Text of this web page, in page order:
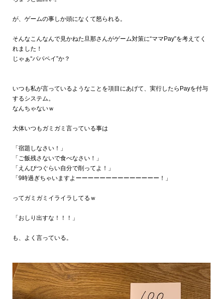
が、ゲームの事しか頭になくて怒られる。
そんなこんなんで見かねた旦那さんがゲーム対策に“ママPay”を考えてく
れました！
じゃぁ“パパペイ”か？
いつも私が言っているようなことを項目にあげて、実行したらPayを付与
するシステム。
なんちゃないｗ
大体いつもガミガミ言っている事は
「宿題しなさい！」
「ご飯残さないで食べなさい！」
「えんぴつぐらい自分で削ってよ！」
「9時過ぎちゃいますよーーーーーーーーーーーーーー！」
ってガミガミイライラしてるｗ
「おしり出すな！！！」
も、よく言っている。